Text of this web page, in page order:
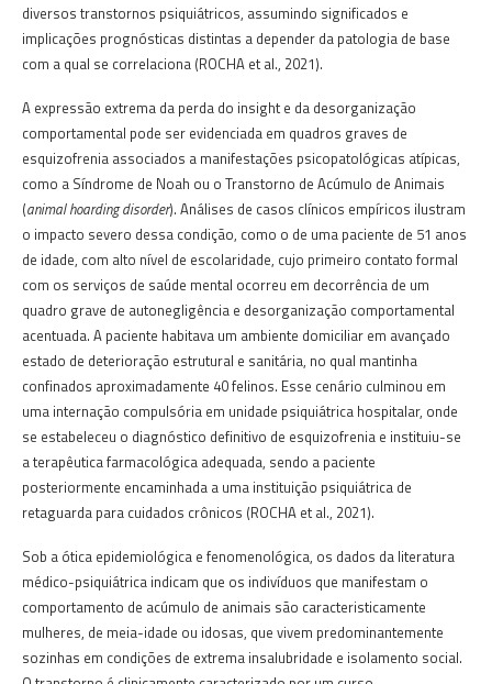
diversos transtornos psiquiátricos, assumindo significados e
implicações prognósticas distintas a depender da patologia de base
com a qual se correlaciona (ROCHA et al., 2021).
A expressão extrema da perda do insight e da desorganização
comportamental pode ser evidenciada em quadros graves de
esquizofrenia associados a manifestações psicopatológicas atípicas,
como a Síndrome de Noah ou o Transtorno de Acúmulo de Animais
(animal hoarding disorder). Análises de casos clínicos empíricos ilustram
o impacto severo dessa condição, como o de uma paciente de 51 anos
de idade, com alto nível de escolaridade, cujo primeiro contato formal
com os serviços de saúde mental ocorreu em decorrência de um
quadro grave de autonegligência e desorganização comportamental
acentuada. A paciente habitava um ambiente domiciliar em avançado
estado de deterioração estrutural e sanitária, no qual mantinha
confinados aproximadamente 40 felinos. Esse cenário culminou em
uma internação compulsória em unidade psiquiátrica hospitalar, onde
se estabeleceu o diagnóstico definitivo de esquizofrenia e instituiu-se
a terapêutica farmacológica adequada, sendo a paciente
posteriormente encaminhada a uma instituição psiquiátrica de
retaguarda para cuidados crônicos (ROCHA et al., 2021).
Sob a ótica epidemiológica e fenomenológica, os dados da literatura
médico-psiquiátrica indicam que os indivíduos que manifestam o
comportamento de acúmulo de animais são caracteristicamente
mulheres, de meia-idade ou idosas, que vivem predominantemente
sozinhas em condições de extrema insalubridade e isolamento social.